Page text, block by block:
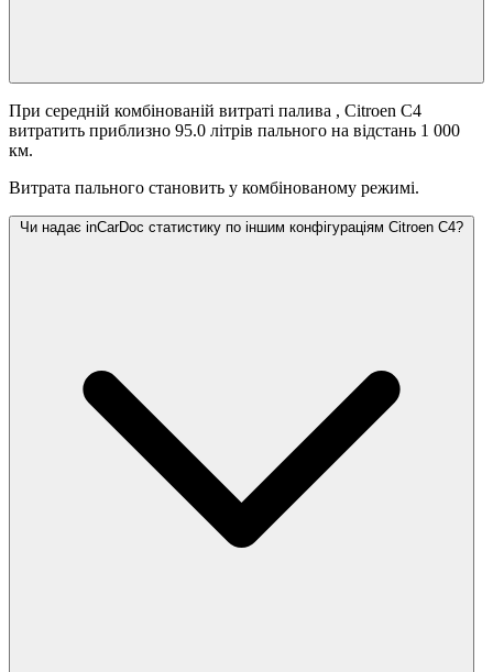
При середній комбінованій витраті палива , Citroen C4
витратить приблизно 95.0 літрів пального на відстань 1 000
км.
Витрата пального становить у комбінованому режимі.
Чи надає inCarDoc статистику по іншим конфігураціям Citroen C4?